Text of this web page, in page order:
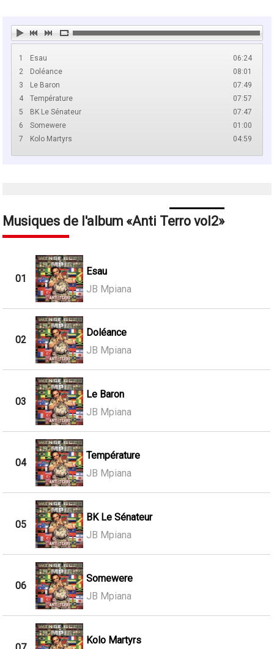
1 06:24
Esau
2
08:01
Doléance
3
07:49
Le Baron
4
07:57
Température
5
07:47
BK Le Sénateur
6
01:00
Somewere
7
04:59
Kolo Martyrs
Musiques de l'album Anti Terro vol2
01
Esau
JB Mpiana
02
Doléance
JB Mpiana
03
Le Baron
JB Mpiana
04
Température
JB Mpiana
05
BK Le Sénateur
JB Mpiana
06
Somewere
JB Mpiana
Kolo Martyrs